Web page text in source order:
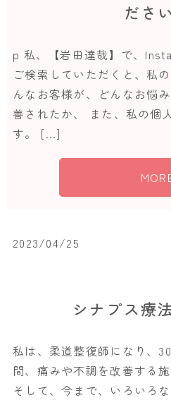
ださ
p 私、【岩田達哉】で、
ご検索していただくと、私
んなお客様が、どんなお悩
善されたか、 また、私の個
す。 […]
2023/04/25
シナプス療
私は、柔道整復師になり、
間、痛みや不調を改善する
そして、今まで、いろいろ